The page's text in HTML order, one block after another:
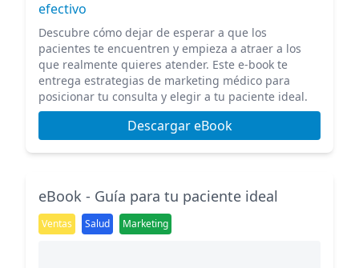
efectivo
Descubre cómo dejar de esperar a que los
pacientes te encuentren y empieza a atraer a los
que realmente quieres atender. Este e-book te
entrega estrategias de marketing médico para
posicionar tu consulta y elegir a tu paciente ideal.
Descargar eBook
eBook - Guía para tu paciente ideal
Ventas Salud Marketing